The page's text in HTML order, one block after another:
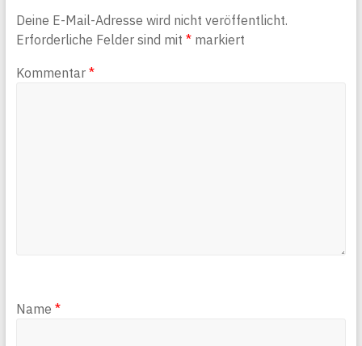
Deine E-Mail-Adresse wird nicht veröffentlicht.
Erforderliche Felder sind mit *markiert
Kommentar *
Name *